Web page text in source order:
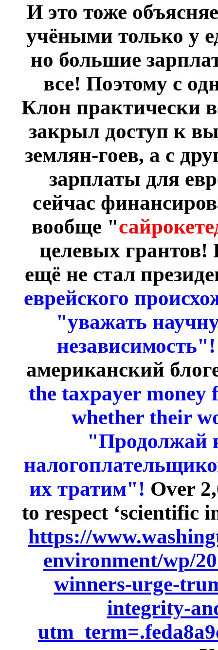
И это тоже
учёными только у
но большие
все! Поэтому с
Клон практически
закрыл доступ к
землян-гоев, а с
зарплаты для
сейчас
вообще "
целевых
ещё не стал
еврейского
"уважать
американский
the taxpayer money
whether their
"Продолжай
их тратим"! Over
to respect ‘scientific
https://
environment/wp/
winners-urge-
integrity-